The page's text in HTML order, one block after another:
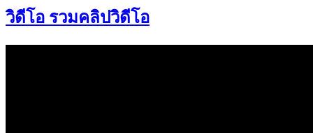
วิดีโอ รวมคลิปวิดีโอ